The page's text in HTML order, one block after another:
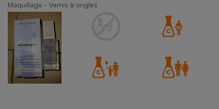
Maquillage - Vernis à ongles